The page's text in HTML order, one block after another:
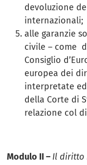
devoluzione
internazionali;
alle garanzie
civile – come
Consiglio
europea dei
interpretate
della Corte di
relazione col
Modulo II – Il diritto